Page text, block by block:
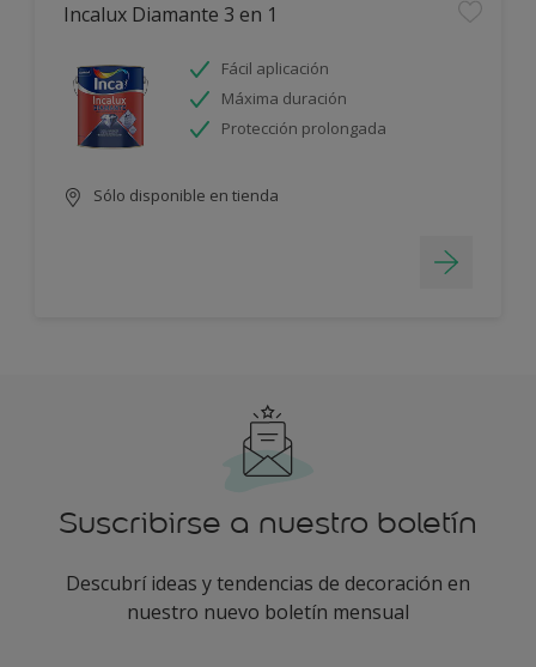
Incalux Diamante 3 en 1
Fácil aplicación
Máxima duración
Protección prolongada
Sólo disponible en tienda
Suscribirse a nuestro boletín
Descubrí ideas y tendencias de decoración en
nuestro nuevo boletín mensual